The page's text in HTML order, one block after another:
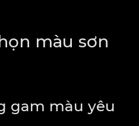
màu sơn
gam màu yêu